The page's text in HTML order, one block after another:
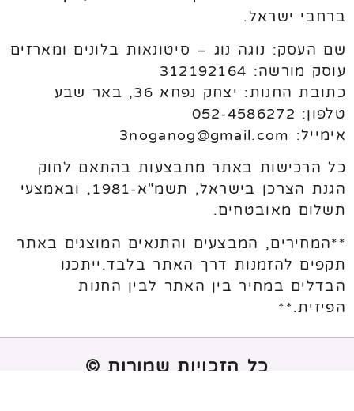
ברחבי ישראל.
שם העסק: נוגה נוג – סיטונאות בלונים ומארזים
עוסק מורשה: 312192164
כתובת החנות: יצחק נפחא 36, באר שבע
טלפון: 052-4586272
אימייל: 3noganog@gmail.com
כל הרכישות באתר מתבצעות בהתאם לחוק
הגנת הצרכן בישראל, תשמ"א-1981, ובאמצעי
תשלום מאובטחים.
**המחירים, המבצעים והתנאים המוצגים באתר
תקפים להזמנות דרך האתר בלבד.ייתכנו
הבדלים במחיר בין האתר לבין החנות
הפיזית.**
כל הזכויות שמורות ©